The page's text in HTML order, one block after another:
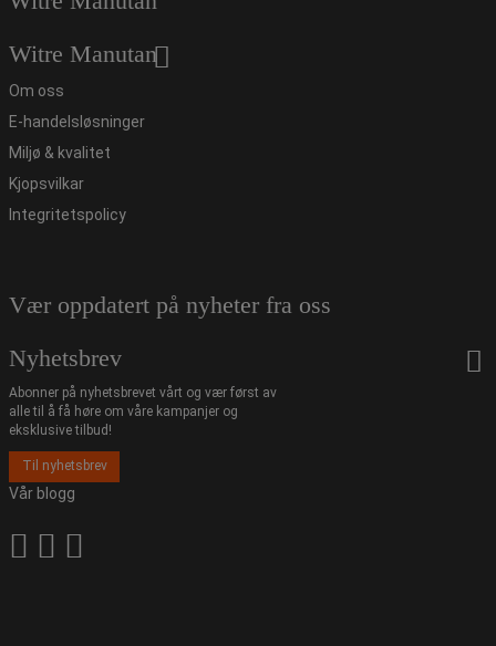
Witre Manutan
Om oss
E-handelsløsninger
Miljø & kvalitet
Kjopsvilkar
Integritetspolicy
Vær oppdatert på nyheter fra oss
Nyhetsbrev
Abonner på nyhetsbrevet vårt og vær først av
alle til å få høre om våre kampanjer og
eksklusive tilbud!
Til nyhetsbrev
Vår blogg